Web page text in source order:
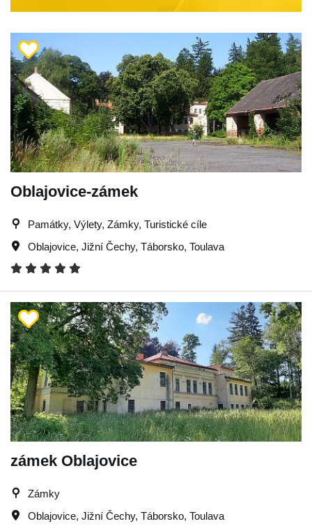
Oblajovice-zámek
Památky, Výlety, Zámky, Turistické cíle
Oblajovice, Jižní Čechy, Táborsko, Toulava
zámek Oblajovice
Zámky
Oblajovice, Jižní Čechy, Táborsko, Toulava